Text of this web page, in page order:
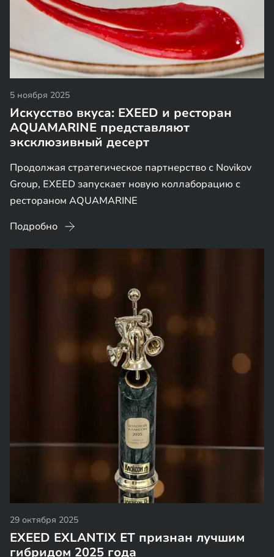
5 ноября 2025
Искусство вкуса: EXEED и ресторан
AQUAMARINE представляют
эксклюзивный десерт
Продолжая стратегическое партнерство с Novikov
Group, EXEED запускает новую коллаборацию с
рестораном AQUAMARINE
Подробно
29 октября 2025
EXEED EXLANTIX ET признан лучшим
гибридом 2025 года